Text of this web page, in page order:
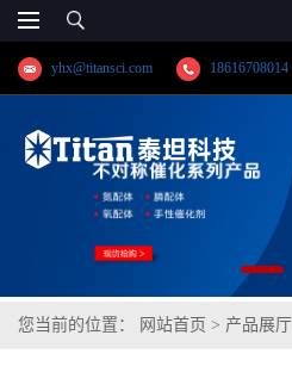
yhx@titansci.com 18616708014
您当前的位置： 网站首页 > 产品展厅